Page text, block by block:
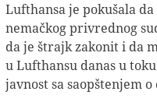
Lufthansa je pokušala
nemačkog privrednog
da je štrajk zakonit i da
u Lufthansu danas u
javnost sa saopštenjem